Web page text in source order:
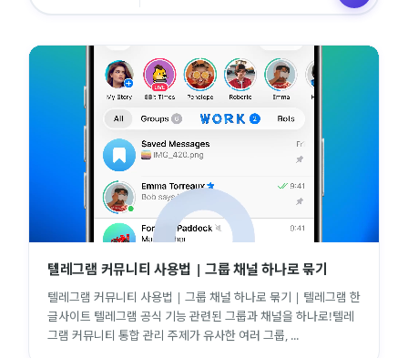
텔레그램 커뮤니티 사용법 | 그룹 채널 하나로 묶기
텔레그램 커뮤니티 사용법 | 그룹 채널 하나로 묶기 | 텔레그램 한
글사이트 텔레그램 공식 기능 관련된 그룹과 채널을 하나로!텔레
그램 커뮤니티 통합 관리 주제가 유사한 여러 그룹, ...